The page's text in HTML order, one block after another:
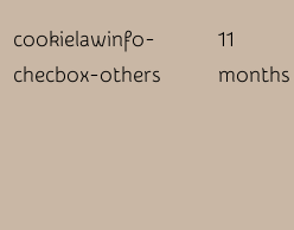
cookielawinfo-
checbox-others
11
months